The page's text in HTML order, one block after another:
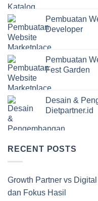
Pembuatan
Developer
Pembuatan
Fest Garden
Desain &
Dietpartner.id
RECENT POSTS
Growth Partner vs
dan Fokus Hasil